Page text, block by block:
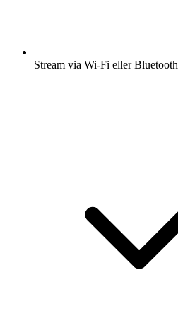
Stream via Wi-Fi eller Bluetooth